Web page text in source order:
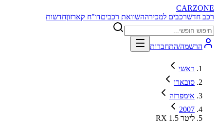
CARZONE
רכב חדשרכבים למכירההשוואת רכביםדו"ח קארזוןחדשות
הרשמה/התחברות
ראשי
סובארו
אימפרזה
2007
RX 1.5 ליטר